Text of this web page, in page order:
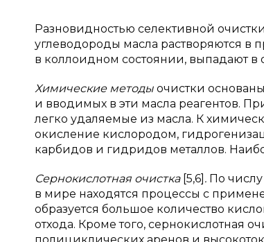
Разновидностью селективной
углеводороды масла растворяются в
в коллоидном состоянии, выпадают в
Химические методы очистки
и вводимых в эти масла реагентов.
легко удаляемые из масла. К
окисление кислородом,
карбидов и гидридов металлов.
Сернокислотная очистка[5,6] . По
в мире находятся процессы с
образуется большое количество
отхода. Кроме того, сернокислотная